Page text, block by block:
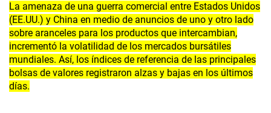
La amenaza de una guerra comercial entre Estados Unidos
(EE.UU.) y China en medio de anuncios de uno y otro lado
sobre aranceles para los productos que intercambian,
incrementó la volatilidad de los mercados bursátiles
mundiales. Así, los índices de referencia de las principales
bolsas de valores registraron alzas y bajas en los últimos
días.